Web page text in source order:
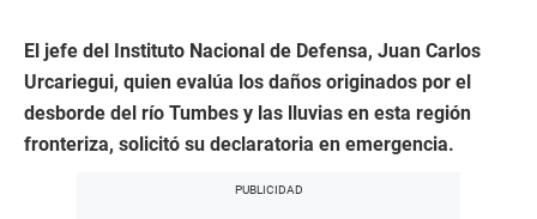
El jefe del Instituto Nacional de Defensa, Juan Carlos
Urcariegui, quien evalúa los daños originados por el
desborde del río Tumbes y las lluvias en esta región
fronteriza, solicitó su declaratoria en emergencia.